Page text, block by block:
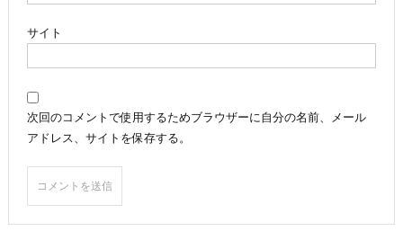
サイト
次回のコメントで使用するためブラウザーに自分の名前、メール
アドレス、サイトを保存する。